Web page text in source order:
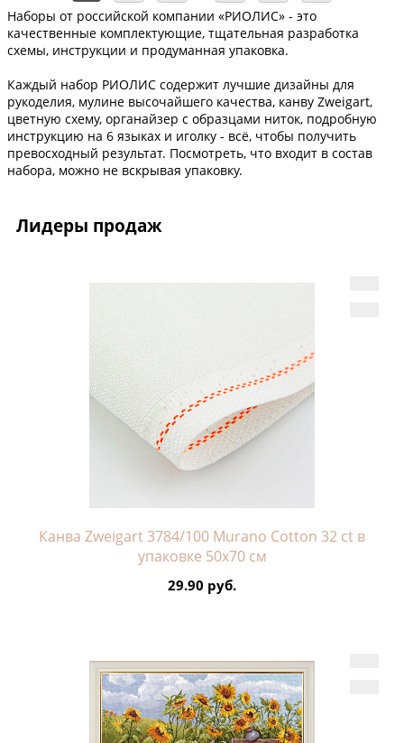
Наборы от российской компании «РИОЛИС» - это
качественные комплектующие, тщательная разработка
схемы, инструкции и продуманная упаковка.
Каждый набор РИОЛИС содержит лучшие дизайны для
рукоделия, мулине высочайшего качества, канву Zweigart,
цветную схему, органайзер с образцами ниток, подробную
инструкцию на 6 языках и иголку - всё, чтобы получить
превосходный результат. Посмотреть, что входит в состав
набора, можно не вскрывая упаковку.
Лидеры продаж
Канва Zweigart 3784/100 Murano Cotton 32 ct в
упаковке 50х70 см
29.90 руб.